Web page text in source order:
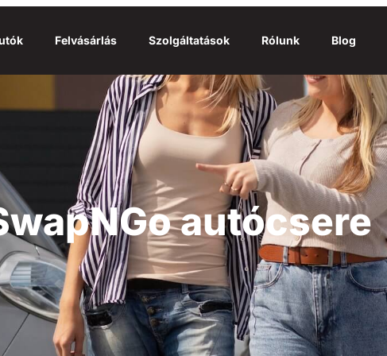
Felvásárlás Szolgáltatások Rólunk Blog
autócsere